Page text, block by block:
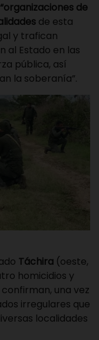
“organizaciones de
de esta
y trafican
al Estado en las
pública, así
la soberanía”.
Táchira (oeste,
homicidios y
una vez
irregulares que
localidades